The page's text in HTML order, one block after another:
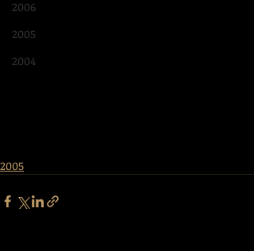
2006
2005
2004
2005